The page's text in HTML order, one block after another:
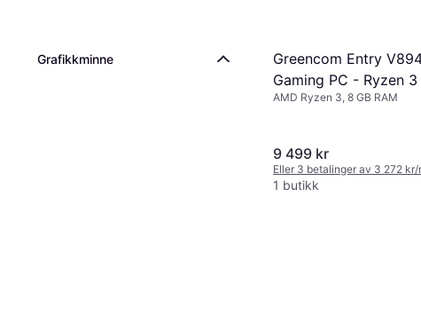
Grafikkminne
Greencom Entry
Gaming PC - Ryzen 3
3050 | 8GB
AMD Ryzen 3, 8 GB RAM
9 499 kr
Eller 3 betalinger av 3 272 kr/
1 butikk